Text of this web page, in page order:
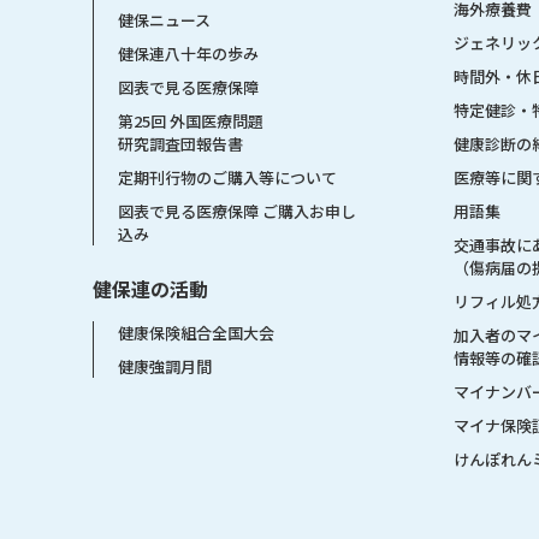
健保ニュース
健保連八十年の歩み
図表で見る医療保障
第25回 外国医療問題
研究調査団報告書
定期刊行物のご購入等について
図表で見る医療保障 ご購入お申し
込み
健保連の活動
健康保険組合全国大会
健康強調月間
海外療養費
ジェネリッ
時間外・休
特定健診・
健康診断の
医療等に関
用語集
交通事故に
（傷病届
リフィル処
加入者のマ
情報等の確
マイナンバ
マイナ保険
けんぽれん